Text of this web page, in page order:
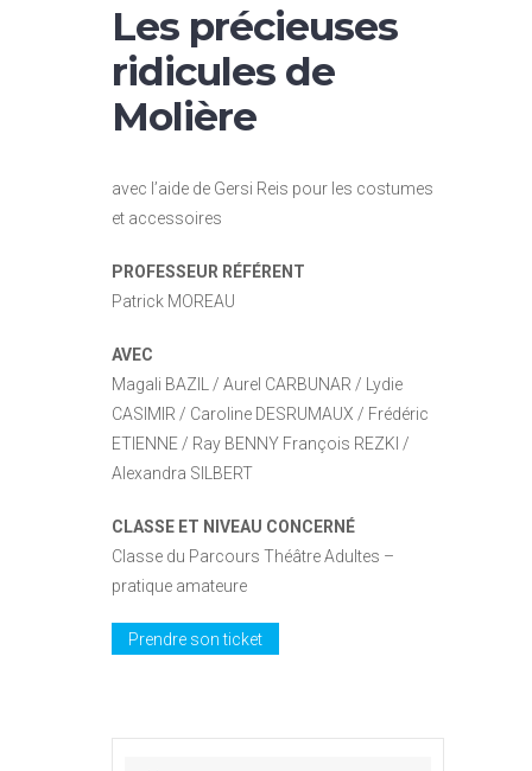
Les précieuses
ridicules de
Molière
avec l’aide de Gersi Reis pour les costumes
et accessoires
PROFESSEUR RÉFÉRENT
Patrick MOREAU
AVEC
Magali BAZIL / Aurel CARBUNAR / Lydie
CASIMIR / Caroline DESRUMAUX / Frédéric
ETIENNE / Ray BENNY François REZKI /
Alexandra SILBERT
CLASSE ET NIVEAU CONCERNÉ
Classe du Parcours Théâtre Adultes –
pratique amateure
Prendre son ticket